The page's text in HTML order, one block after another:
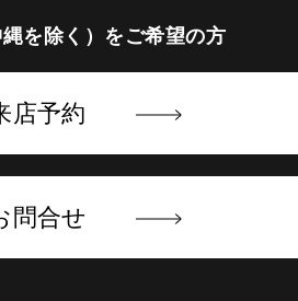
を除く）をご希望の方
店予約
問合せ